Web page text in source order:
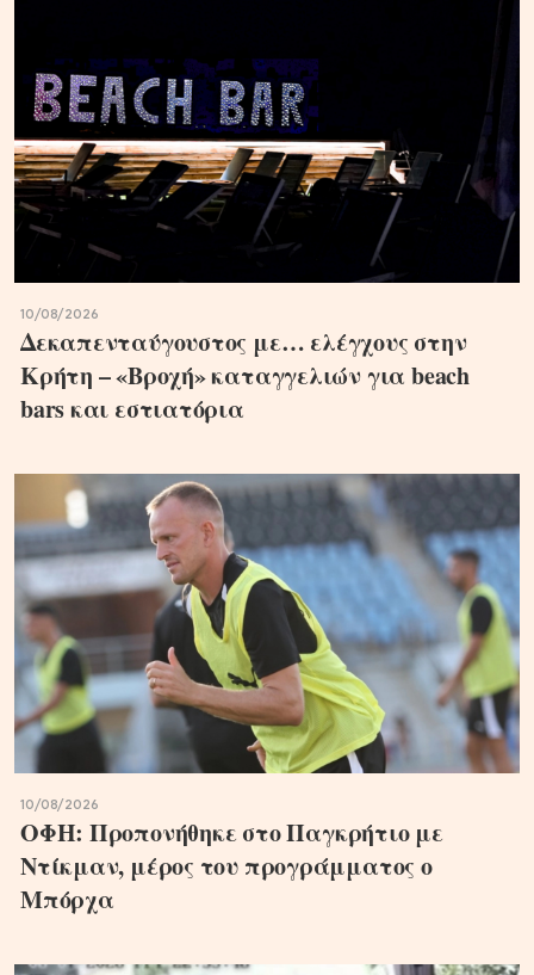
10/08/2026
Δεκαπενταύγουστος με… ελέγχους στην
Κρήτη – «Βροχή» καταγγελιών για beach
bars και εστιατόρια
10/08/2026
ΟΦΗ: Προπονήθηκε στο Παγκρήτιο με
Ντίκμαν, μέρος του προγράμματος ο
Μπόρχα